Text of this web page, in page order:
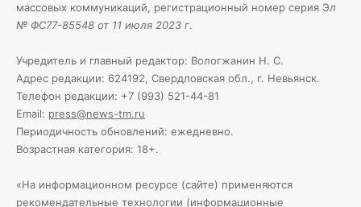
массовых коммуникаций, регистрационный номер серия Эл
№ ФС77-85548 от 11 июля 2023 г.
Учредитель и главный редактор: Вологжанин Н. С.
Адрес редакции: 624192, Свердловская обл., г. Невьянск.
Телефон редакции: +7 (993) 521-44-81
Email: press@news-tm.ru
Периодичность обновлений: ежедневно.
Возрастная категория: 18+.
«На информационном ресурсе (сайте) применяются
рекомендательные технологии (информационные